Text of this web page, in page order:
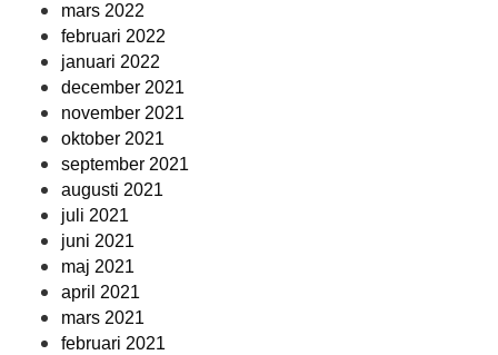
mars 2022
februari 2022
januari 2022
december 2021
november 2021
oktober 2021
september 2021
augusti 2021
juli 2021
juni 2021
maj 2021
april 2021
mars 2021
februari 2021